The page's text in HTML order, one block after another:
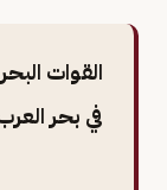
القوات
في بحر